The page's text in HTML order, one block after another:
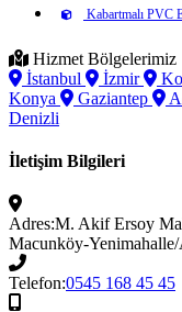
Kabartmalı PVC
Hizmet Bölgelerimiz
İstanbul
İzmir
Konya
Gaziantep
Denizli
İletişim Bilgileri
Adres:M. Akif Ersoy
Macunköy-
Telefon:0545 168 45 45